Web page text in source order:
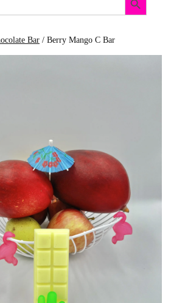
Bar / Berry Mango C Bar